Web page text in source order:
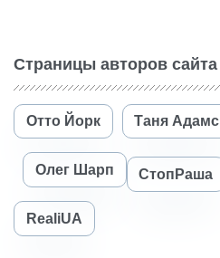
Страницы авторов сайта
Отто Йорк Таня Адамс
Олег Шарп СтопРаша
RealiUA